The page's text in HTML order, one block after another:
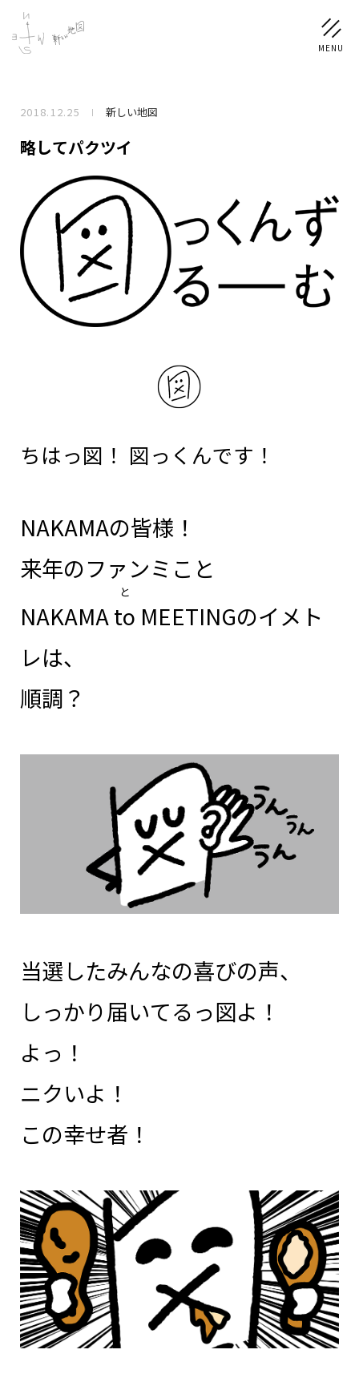
NEWS
SCHEDULE
PROFILE
稲垣 吾郎 草彅 剛 香取 慎吾
DISCOGRAPHY
CHIZUSHOP
お問い合わせ
メールマガジン登録/解除
2018.12.25 新しい地図
略してパクツイ
ちはっ図！ 図っくんです！
NAKAMAの皆様！
来年のファンミこと
NAKAMAto
と
MEETINGのイメト
レは、
順調？
当選したみんなの喜びの声、
しっかり届いてるっ図よ！
よっ！
ニクいよ！
この幸せ者！